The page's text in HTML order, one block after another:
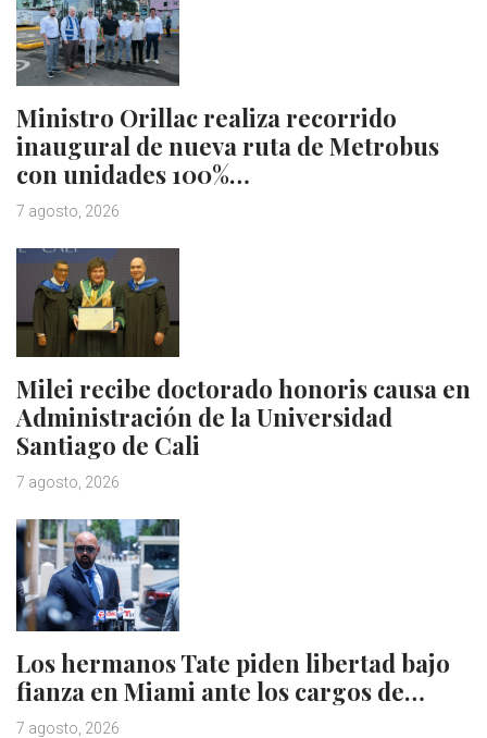
Ministro Orillac realiza recorrido
inaugural de nueva ruta de Metrobus
con unidades 100%…
7 agosto, 2026
Milei recibe doctorado honoris causa en
Administración de la Universidad
Santiago de Cali
7 agosto, 2026
Los hermanos Tate piden libertad bajo
fianza en Miami ante los cargos de…
7 agosto, 2026